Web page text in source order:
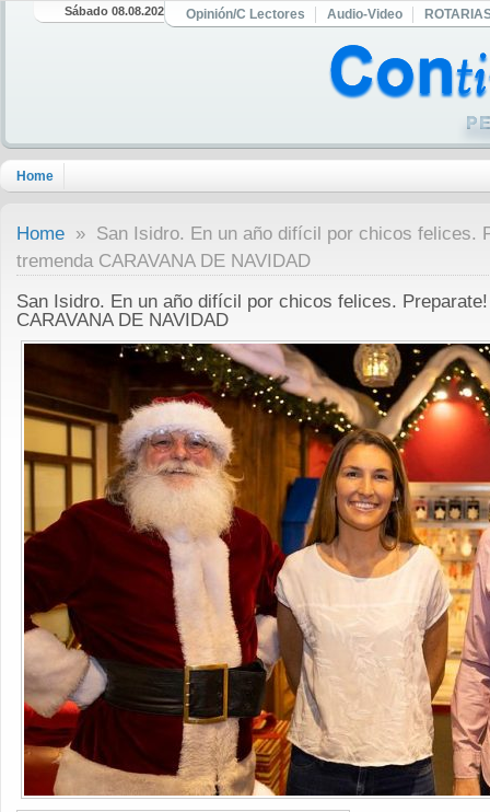
Sábado 08.08.2026 Opinión/C Lectores Audio-Video
Home
Home » San Isidro. En un año difícil por chicos felices.
tremenda CARAVANA DE NAVIDAD
San Isidro. En un año difícil por chicos felices.
CARAVANA DE NAVIDAD